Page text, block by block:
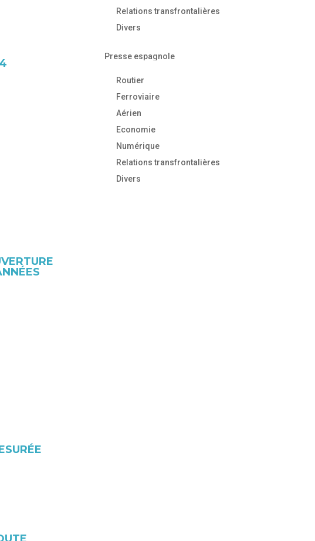
Relations transfrontalières
Divers
Presse espagnole
Routier
Ferroviaire
Aérien
Economie
Numérique
Relations transfrontalières
Divers